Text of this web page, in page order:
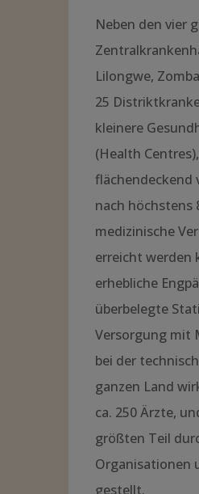
Neben den vier
Lilongwe,
25
kleinere
(Health
flächendeckend
nach höchstens
medizinische
erreicht werden
erhebliche
überbelegte
Versorgung mit
bei der
ganzen Land
ca. 250 Ärzte,
größten Teil
Organisationen
gestellt.